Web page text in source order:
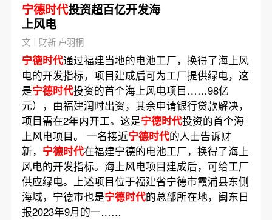
宁德时代投资超百亿开发海
上风电
文｜财新 卢羽桐
宁德时代通过福建当地的电池工厂，换得了海上风
电的开发指标，项目建成后可为工厂提供绿电，这
是宁德时代投资的首个海上风电项目……98亿
元），由福建润时出资，其余申请银行贷款解决，
项目需在2年内开工。这是宁德时代投资的首个海
上风电项目。 一名接近宁德时代的人士告诉财
新， 宁德时代在福建宁德的电池工厂，换得了海上
风电的开发指标。海上风电项目建成后，可给工厂
供应绿电。上述项目位于福建省宁德市霞浦县东侧
海域，宁德市也是宁德时代的总部所在地，闽东日
报2023年9月的一……